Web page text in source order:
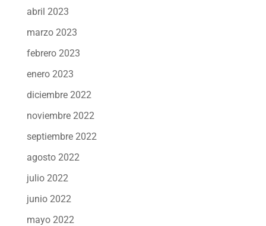
abril 2023
marzo 2023
febrero 2023
enero 2023
diciembre 2022
noviembre 2022
septiembre 2022
agosto 2022
julio 2022
junio 2022
mayo 2022